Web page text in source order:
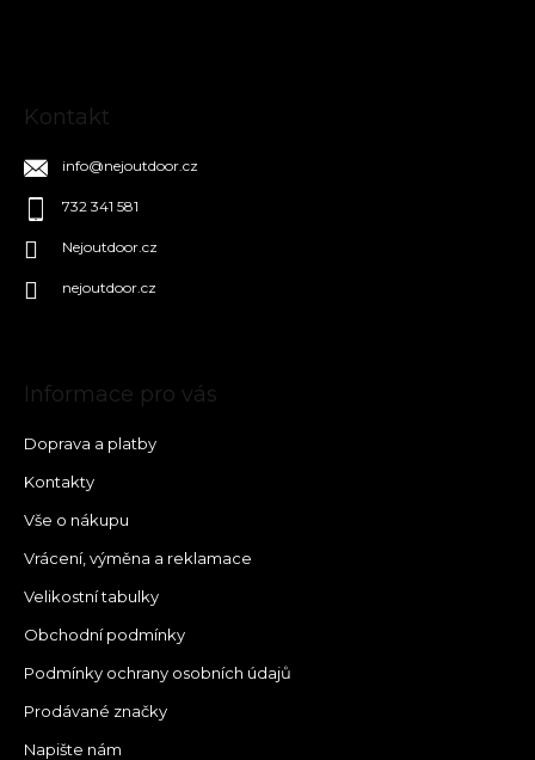
Kontakt
info@nejoutdoor.cz
732 341 581
Nejoutdoor.cz
nejoutdoor.cz
Informace pro vás
Doprava a platby
Kontakty
Vše o nákupu
Vrácení, výměna a reklamace
Velikostní tabulky
Obchodní podmínky
Podmínky ochrany osobních údajů
Prodávané značky
Napište nám